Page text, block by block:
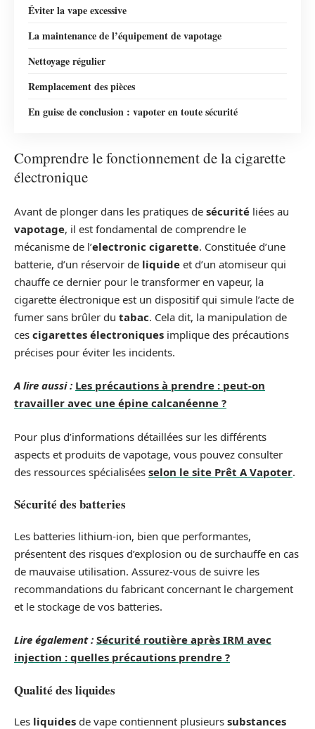
Éviter la vape excessive
La maintenance de l’équipement de vapotage
Nettoyage régulier
Remplacement des pièces
En guise de conclusion : vapoter en toute sécurité
Comprendre le fonctionnement de la cigarette
électronique
Avant de plonger dans les pratiques de sécurité liées au
vapotage, il est fondamental de comprendre le
mécanisme de l’electronic cigarette. Constituée d’une
batterie, d’un réservoir de liquide et d’un atomiseur qui
chauffe ce dernier pour le transformer en vapeur, la
cigarette électronique est un dispositif qui simule l’acte de
fumer sans brûler du tabac. Cela dit, la manipulation de
ces cigarettes électroniques implique des précautions
précises pour éviter les incidents.
A lire aussi : Les précautions à prendre : peut-on
travailler avec une épine calcanéenne ?
Pour plus d’informations détaillées sur les différents
aspects et produits de vapotage, vous pouvez consulter
des ressources spécialisées selon le site Prêt A Vapoter.
Sécurité des batteries
Les batteries lithium-ion, bien que performantes,
présentent des risques d’explosion ou de surchauffe en cas
de mauvaise utilisation. Assurez-vous de suivre les
recommandations du fabricant concernant le chargement
et le stockage de vos batteries.
Lire également : Sécurité routière après IRM avec
injection : quelles précautions prendre ?
Qualité des liquides
Les liquides de vape contiennent plusieurs substances